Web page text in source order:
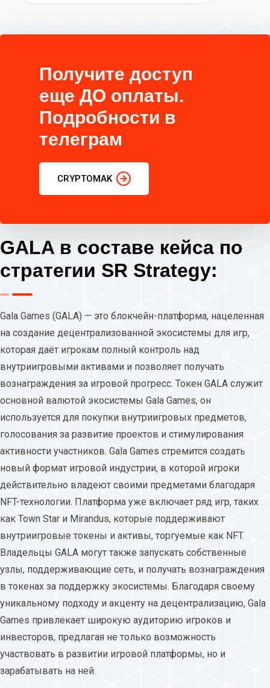
Получите доступ
еще ДО оплаты.
Подробности в
телеграм
CRYPTOMAK
GALA в составе кейса по
стратегии SR Strategy:
Gala Games (GALA) — это блокчейн-платформа, нацеленная
на создание децентрализованной экосистемы для игр,
которая даёт игрокам полный контроль над
внутриигровыми активами и позволяет получать
вознаграждения за игровой прогресс. Токен GALA служит
основной валютой экосистемы Gala Games, он
используется для покупки внутриигровых предметов,
голосования за развитие проектов и стимулирования
активности участников. Gala Games стремится создать
новый формат игровой индустрии, в которой игроки
действительно владеют своими предметами благодаря
NFT-технологии. Платформа уже включает ряд игр, таких
как Town Star и Mirandus, которые поддерживают
внутриигровые токены и активы, торгуемые как NFT.
Владельцы GALA могут также запускать собственные
узлы, поддерживающие сеть, и получать вознаграждения
в токенах за поддержку экосистемы. Благодаря своему
уникальному подходу и акценту на децентрализацию, Gala
Games привлекает широкую аудиторию игроков и
инвесторов, предлагая не только возможность
участвовать в развитии игровой платформы, но и
зарабатывать на ней.